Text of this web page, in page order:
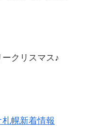
クリスマス♪
幌新着情報